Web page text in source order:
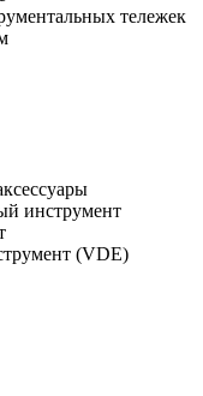
тележек
инструмент
(VDE)